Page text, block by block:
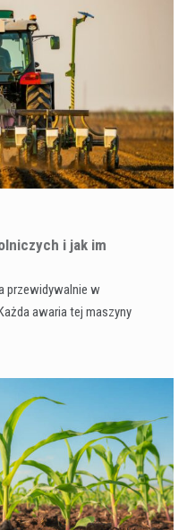
i jak im
przewidywalnie w
awaria tej maszyny